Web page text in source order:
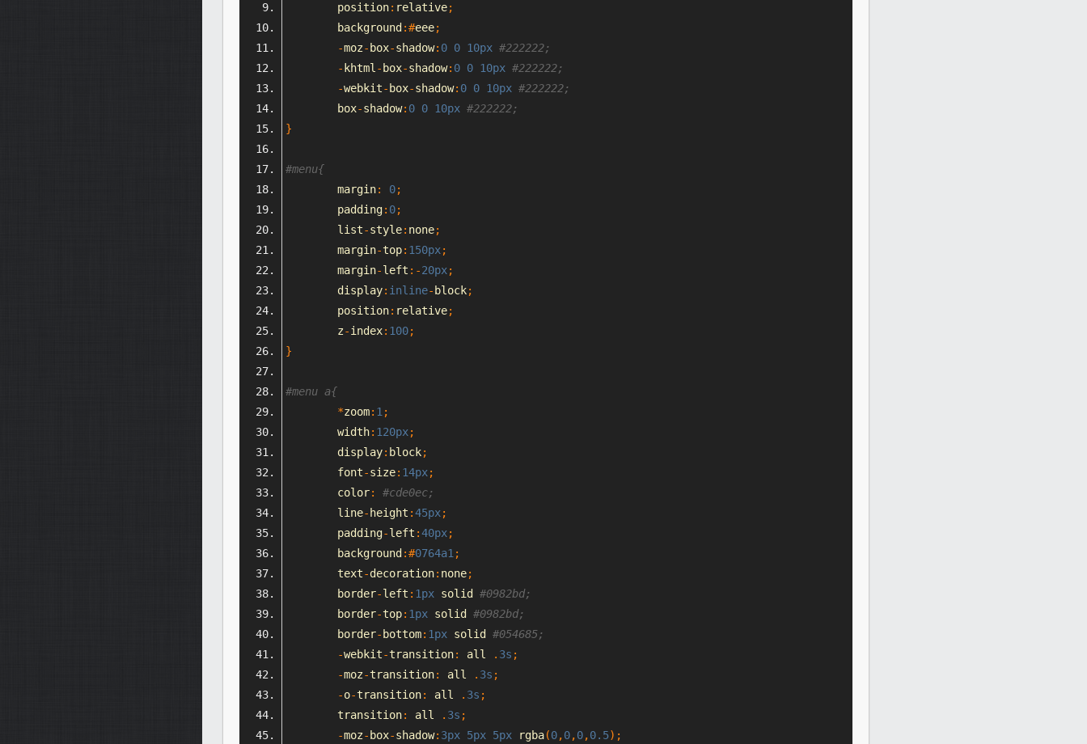
	position
: relative;
	background
:#eee;
-moz- box-shadow: 0 0 10px #222222;
- khtml- box-shadow: 0 0 10px #222222;
-webkit- box-shadow: 0 0 10px #222222;
	box
-shadow: 0 0 10px #222222;
}
#menu{
	margin
: 0;
	padding
: 0;
	list
-style: none;
	margin
-top: 150px;
	margin
-left :-20px;
	display
: inline- block;
	position
: relative;
	z
-index: 100;
}
#menu a{
*zoom: 1;
	width
: 120px;
	display
: block;
	font
-size: 14px;
	color
:
#cde0ec;
	line
- height :45px;
	padding
-left :40px;
	background
:#0764a1;
	text
-decoration: none;
	border
-left : 1px solid #0982bd;
	border
-top: 1px solid #0982bd;
	border
- bottom: 1px solid #054685;
-webkit-transition: all . 3s ;
-moz-transition: all . 3s ;
-o-transition: all . 3s ;
	transition
: all . 3s ;
-moz- box-shadow: 3px 5px 5px rgba(0,0,0,0.5);